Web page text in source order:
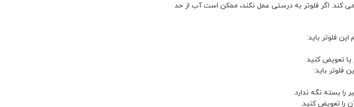
کند. اگر فلوتر به درستی عمل نکند، ممکن است آب از حد
فلوتر باید:
یا تعویض کنید.
فلوتر باید:
بسته نگه ندارد.
را تعویض کنید.